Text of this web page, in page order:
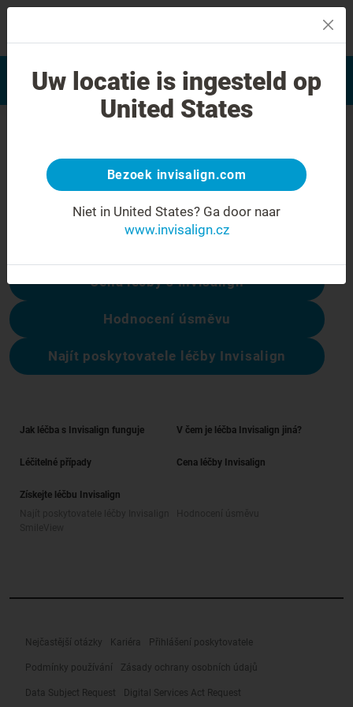
Hodnocení úsměvu
Najít poskytovatele léčby
Invisalign
Chyba 404
Přestaňte se mračit
Tato stránka není k dispozici, ale ostatní
Cena léčby s Invisalign
Hodnocení úsměvu
Najít poskytovatele léčby Invisalign
Jak léčba s Invisalign funguje V čem je léčba Invisalign jiná?
Léčitelné případy Cena léčby Invisalign
Získejte léčbu Invisalign
Nejčastější otázky Kariéra Přihlášení poskytovatele
Podmínky používání Zásady ochrany osobních údajů
Data Subject Request Digital Services Act Request
Uw locatie is ingesteld op
United States
Bezoek invisalign.com
Niet in United States? Ga door naar
www.invisalign.cz